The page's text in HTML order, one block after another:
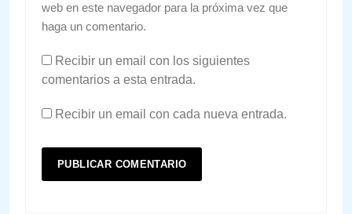
web en este navegador para la próxima vez que
haga un comentario.
Recibir un email con los siguientes
comentarios a esta entrada.
Recibir un email con cada nueva entrada.